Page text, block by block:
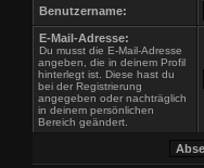
Benutzername:
E-Mail-Adresse:
Du musst die E-Mail-Adresse
angeben, die in deinem Profil
hinterlegt ist. Diese hast du
bei der Registrierung
angegeben oder nachträglich
in deinem persönlichen
Bereich geändert.